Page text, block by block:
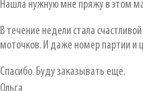
Нашла нужную мне пряжу в этом
В течение недели стала
моточков. И даже номер партии и
Спасибо. Буду заказывать ещё.
Ольга